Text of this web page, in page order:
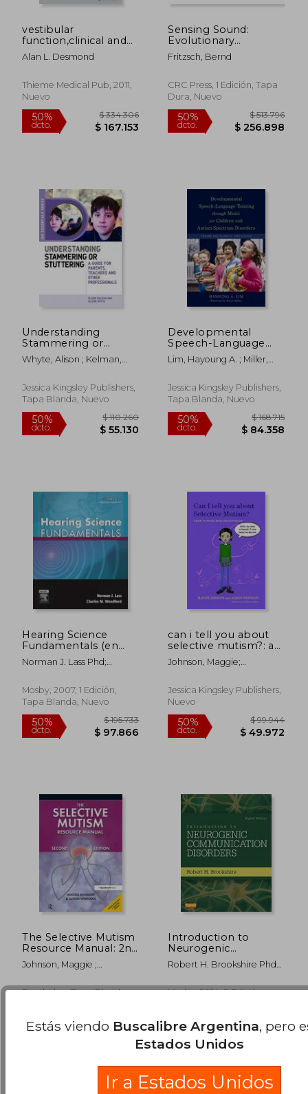
50% 50%
50%
dcto. $ 207.728
50%
dcto.
vestibular
function,clinical and
practice
management
Alan L. Desmond
Thieme Medical Pub, 2011,
Nuevo
dcto. $ 167.153
Sensing Sound:
Evolutionary
Neurobiology of a
Novel Sense of
Fritzsch, Bernd
CRC Press, 1 Edición, Tapa
Dura, Nuevo
dcto. $
Understanding
Stammering or
Stuttering: A Guide
for Parents, Teachers
Professionals (en
Inglés)
Whyte, Alison ; Kelman,
Jessica Kingsley Publishers,
Tapa Blanda, Nuevo
dcto. $ 55.130
Developmental
Speech-Language
Training Through
Music for Children
Spectrum Disorders:
Theory and Clinical
Inglés)
Lim, Hayoung A. ; Miller,
Jessica Kingsley Publishers,
Tapa Blanda, Nuevo
dcto. $
Hearing Science
Fundamentals (en
Inglés)
Norman J. Lass Phd;
Mosby, 2007, 1 Edición,
Tapa Blanda, Nuevo
can i tell you about
selective mutism?: a
guide for friends,
family and
Inglés)
Johnson, Maggie;
Jessica Kingsley Publishers,
Nuevo
The Selective Mutism
Resource Manual: 2nd
Edition (en Inglés)
Johnson, Maggie ;
Routledge, Tapa Blanda,
Introduction to
Neurogenic
Communication
Disorders (en Inglés)
Robert H. Brookshire Phd
Phd Ccc-Slp Bc-Ncd
Mosby, 2014, 8 Edición,
Estás viendo Buscalibre Argentina, pero
Estados Unidos
Ir a Estados Unidos